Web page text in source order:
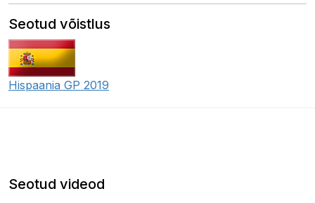
Seotud võistlus
Hispaania GP 2019
Seotud videod